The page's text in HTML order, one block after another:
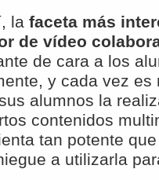
la faceta más
de vídeo
de cara a los
y cada vez
alumnos la
contenidos
tan potente
a utilizarla